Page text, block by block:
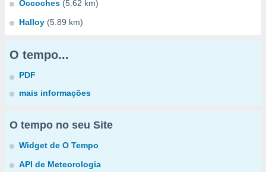
Occoches (5.62 km)
Halloy (5.89 km)
O tempo...
PDF
mais informações
O tempo no seu Site
Widget de O Tempo
API de Meteorologia